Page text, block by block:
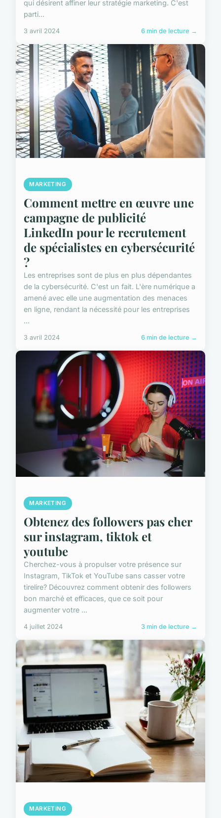
qui désirent affiner leur stratégie marketing. C'est
parti...
3 avril 2024 6 min de lecture →
MARKETING
Comment mettre en œuvre une
campagne de publicité
LinkedIn pour le recrutement
de spécialistes en cybersécurité
?
Les entreprises sont de plus en plus dépendantes
de la cybersécurité. C'est un fait. L'ère numérique a
amené avec elle une augmentation des menaces
en ligne, rendant la nécessité pour les entreprises
...
3 avril 2024 6 min de lecture →
MARKETING
Obtenez des followers pas cher
sur instagram, tiktok et
youtube
Cherchez-vous à propulser votre présence sur
Instagram, TikTok et YouTube sans casser votre
tirelire? Découvrez comment obtenir des followers
bon marché et efficaces, que ce soit pour
augmenter votre ...
4 juillet 2024 3 min de lecture →
MARKETING